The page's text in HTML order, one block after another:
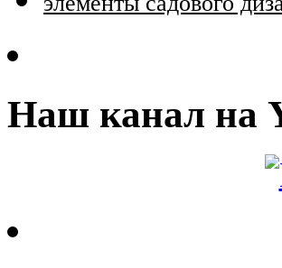
Наш канал на